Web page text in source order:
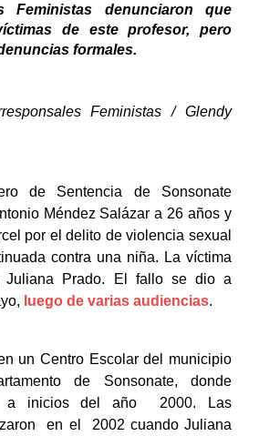
Feministas denunciaron que
de este profesor, pero
formales.
Feministas / Glendy
de Sentencia de Sonsonate
Méndez Salázar a 26 años y
por el delito de violencia sexual
contra una niña. La víctima
Juliana Prado. El fallo se dio a
luego de varias audiencias.
un Centro Escolar del municipio
de Sonsonate, donde
a inicios del año  2000. Las
en el  2002 cuando Juliana